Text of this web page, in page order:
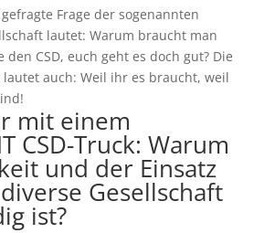
Frage der sogenannten
lautet: Warum braucht man
den CSD, euch geht es doch gut? Die
auch: Weil ihr es braucht, weil
mit einem
CSD-Truck: Warum
und der Einsatz
Gesellschaft
ist?